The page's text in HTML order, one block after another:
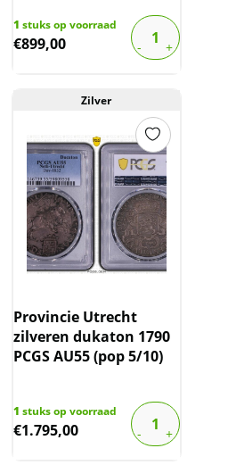
1 stuks op voorraad
€899,00
Zilver
Provincie Utrecht
zilveren dukaton 1790
PCGS AU55 (pop 5/10)
1 stuks op voorraad
€1.795,00